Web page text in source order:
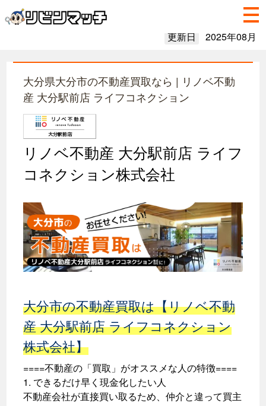
更新日 2025年08月
大分県大分市の不動産買取なら | リノベ不動
産 大分駅前店 ライフコネクション
リノベ不動産 大分駅前店 ライフ
コネクション株式会社
大分市の不動産買取は【リノベ不動
産 大分駅前店 ライフコネクション
株式会社】
====不動産の「買取」がオススメな人の特徴====
1. できるだけ早く現金化したい人
不動産会社が直接買い取るため、仲介と違って買主